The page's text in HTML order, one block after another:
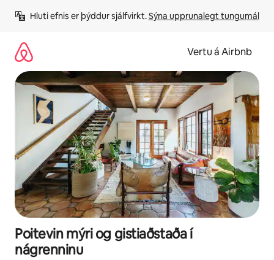
beint
Hluti efnis er þýddur sjálfvirkt. Sýna upprunalegt tungumál
Vertu á Airbnb
Poitevin mýri og gistiaðstaða í
nágrenninu